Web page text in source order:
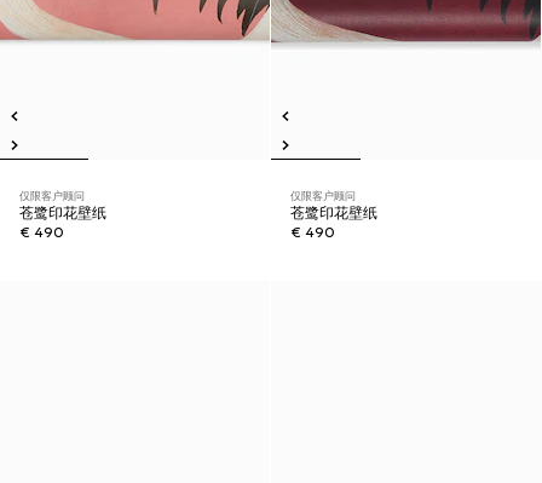
仅限客户顾问
苍鹭印花壁纸
€ 490
仅限客户顾问
苍鹭印花壁纸
€ 490